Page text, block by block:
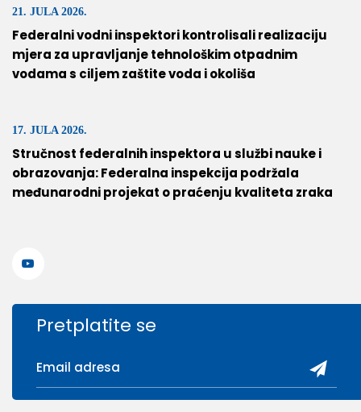
21. JULA 2026.
Federalni vodni inspektori kontrolisali realizaciju
mjera za upravljanje tehnološkim otpadnim
vodama s ciljem zaštite voda i okoliša
17. JULA 2026.
Stručnost federalnih inspektora u službi nauke i
obrazovanja: Federalna inspekcija podržala
međunarodni projekat o praćenju kvaliteta zraka
Pretplatite se